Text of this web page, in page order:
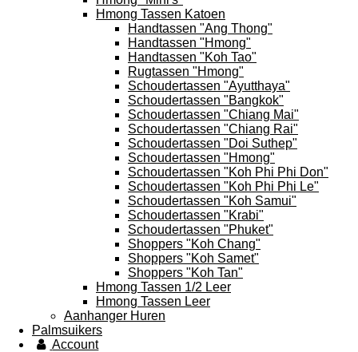
Hmong Tassen Katoen
Handtassen "Ang Thong"
Handtassen "Hmong"
Handtassen "Koh Tao"
Rugtassen "Hmong"
Schoudertassen "Ayutthaya"
Schoudertassen "Bangkok"
Schoudertassen "Chiang Mai"
Schoudertassen "Chiang Rai"
Schoudertassen "Doi Suthep"
Schoudertassen "Hmong"
Schoudertassen "Koh Phi Phi Don"
Schoudertassen "Koh Phi Phi Le"
Schoudertassen "Koh Samui"
Schoudertassen "Krabi"
Schoudertassen "Phuket"
Shoppers "Koh Chang"
Shoppers "Koh Samet"
Shoppers "Koh Tan"
Hmong Tassen 1/2 Leer
Hmong Tassen Leer
Aanhanger Huren
Palmsuikers
Account